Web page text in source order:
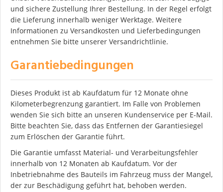
und sichere Zustellung Ihrer Bestellung. In der Regel erfolgt
die Lieferung innerhalb weniger Werktage. Weitere
Informationen zu Versandkosten und Lieferbedingungen
entnehmen Sie bitte unserer Versandrichtlinie.
Garantiebedingungen
Dieses Produkt ist ab Kaufdatum für 12 Monate ohne
Kilometerbegrenzung garantiert. Im Falle von Problemen
wenden Sie sich bitte an unseren Kundenservice per E-Mail.
Bitte beachten Sie, dass das Entfernen der Garantiesiegel
zum Erlöschen der Garantie führt.
Die Garantie umfasst Material- und Verarbeitungsfehler
innerhalb von 12 Monaten ab Kaufdatum. Vor der
Inbetriebnahme des Bauteils im Fahrzeug muss der Mangel,
der zur Beschädigung geführt hat, behoben werden.